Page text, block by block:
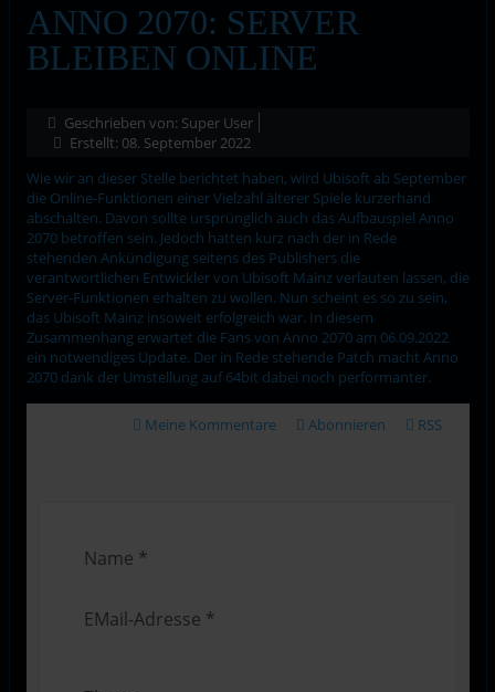
ANNO 2070: SERVER
BLEIBEN ONLINE
Geschrieben von: Super User
Erstellt: 08. September 2022
Wie wir an dieser Stelle berichtet haben, wird Ubisoft ab September
die Online-Funktionen einer Vielzahl älterer Spiele kurzerhand
abschalten. Davon sollte ursprünglich auch das Aufbauspiel Anno
2070 betroffen sein. Jedoch hatten kurz nach der in Rede
stehenden Ankündigung seitens des Publishers die
verantwortlichen Entwickler von Ubisoft Mainz verlauten lassen, die
Server-Funktionen erhalten zu wollen. Nun scheint es so zu sein,
das Ubisoft Mainz insoweit erfolgreich war. In diesem
Zusammenhang erwartet die Fans von Anno 2070 am 06.09.2022
ein notwendiges Update. Der in Rede stehende Patch macht Anno
2070 dank der Umstellung auf 64bit dabei noch performanter.
Meine Kommentare Abonnieren RSS